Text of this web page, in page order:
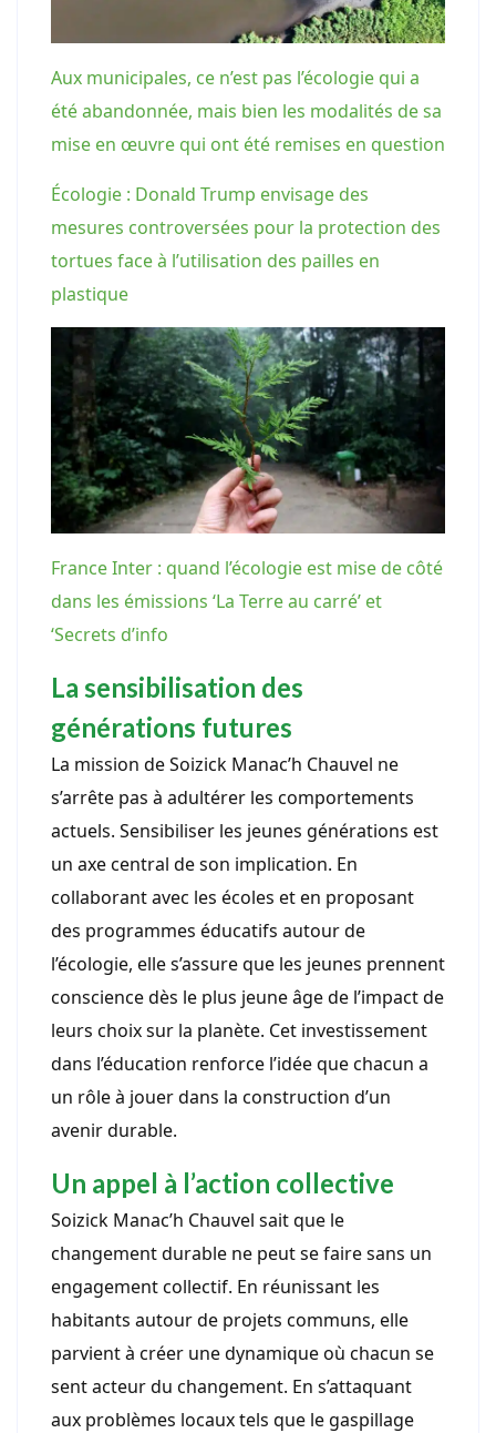
Aux municipales, ce n’est pas l’écologie qui a
été abandonnée, mais bien les modalités de sa
mise en œuvre qui ont été remises en question
Écologie : Donald Trump envisage des
mesures controversées pour la protection des
tortues face à l’utilisation des pailles en
plastique
France Inter : quand l’écologie est mise de côté
dans les émissions ‘La Terre au carré’ et
‘Secrets d’info
La sensibilisation des
générations futures
La mission de Soizick Manac’h Chauvel ne
s’arrête pas à adultérer les comportements
actuels. Sensibiliser les jeunes générations est
un axe central de son implication. En
collaborant avec les écoles et en proposant
des programmes éducatifs autour de
l’écologie, elle s’assure que les jeunes prennent
conscience dès le plus jeune âge de l’impact de
leurs choix sur la planète. Cet investissement
dans l’éducation renforce l’idée que chacun a
un rôle à jouer dans la construction d’un
avenir durable.
Un appel à l’action collective
Soizick Manac’h Chauvel sait que le
changement durable ne peut se faire sans un
engagement collectif. En réunissant les
habitants autour de projets communs, elle
parvient à créer une dynamique où chacun se
sent acteur du changement. En s’attaquant
aux problèmes locaux tels que le gaspillage